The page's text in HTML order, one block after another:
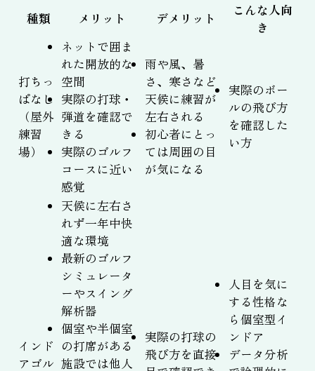
種類
メリット デメリット
こんな人向
き
打ちっ
ぱなし
（屋外
練習
場）
ネットで囲ま
れた開放的な
空間
実際の打球・
弾道を確認で
きる
実際のゴルフ
コースに近い
感覚
雨や風、暑
さ、寒さなど
天候に練習が
左右される
初心者にとっ
ては周囲の目
が気になる
実際のボー
ルの飛び方
を確認した
い方
インド
アゴル
天候に左右さ
れず一年中快
適な環境
最新のゴルフ
シミュレータ
ーやスイング
解析器
個室や半個室
の打席がある
施設では他人
実際の打球の
飛び方を直接
人目を気に
する性格な
ら個室型イ
ンドア
データ分析